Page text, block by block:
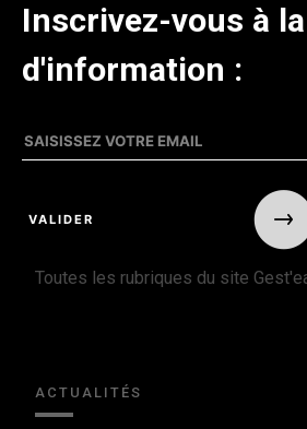
Inscrivez-vous à
d'information :
Toutes les rubriques du site
ACTUALITÉS